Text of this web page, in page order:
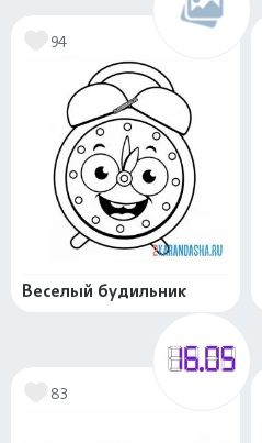
94
Веселый будильник
83